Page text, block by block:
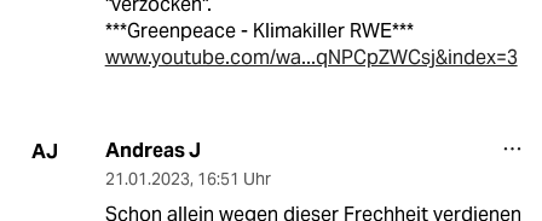
***Greenpeace - Klimakiller RWE***
www.youtube.com/wa...qNPCpZWCsj&index=3
AJ Andreas J
21.01.2023, 16:51 Uhr
Schon allein wegen dieser Frechheit verdienen